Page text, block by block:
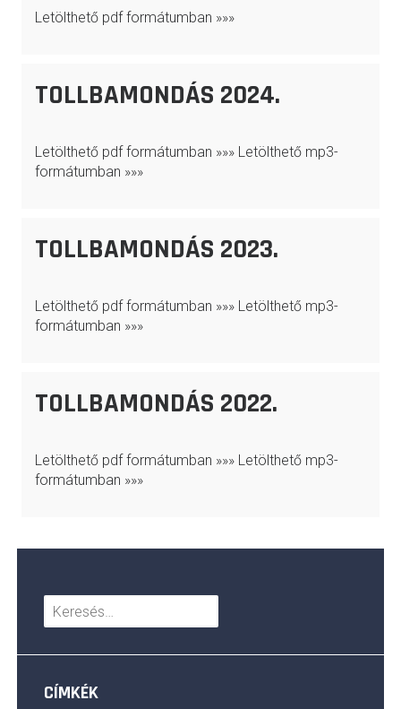
Letölthető pdf formátumban »»»
TOLLBAMONDÁS 2024.
Letölthető pdf formátumban »»» Letölthető mp3-
formátumban »»»
TOLLBAMONDÁS 2023.
Letölthető pdf formátumban »»» Letölthető mp3-
formátumban »»»
TOLLBAMONDÁS 2022.
Letölthető pdf formátumban »»» Letölthető mp3-
formátumban »»»
Keresés:
CÍMKÉK